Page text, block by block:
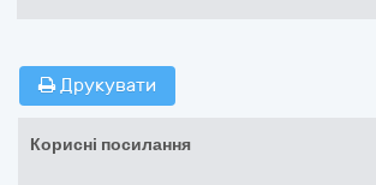
Друкувати
Корисні посилання